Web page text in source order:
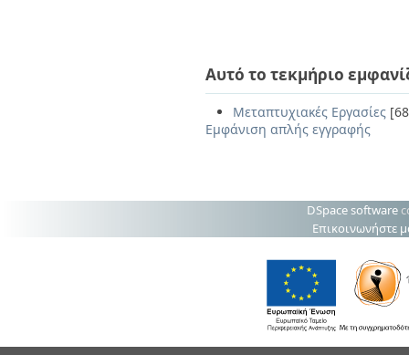
Αυτό το τεκμήριο
Μεταπτυχιακές Εργασίες
Εμφάνιση απλής εγγραφής
DSpace software
Επικοινωνήστε